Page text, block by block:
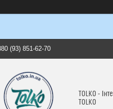
(93) 851-62-70
TOLKO -
TOLKO